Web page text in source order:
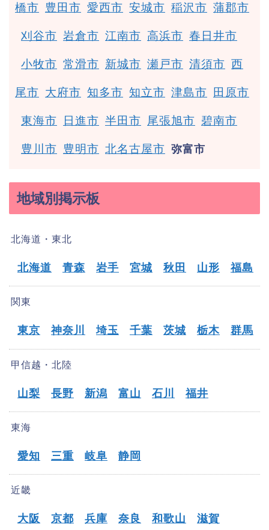
橋市 豊田市 愛西市 安城市 稲沢市 蒲郡市
刈谷市 岩倉市 江南市 高浜市 春日井市
小牧市 常滑市 新城市 瀬戸市 清須市 西
尾市 大府市 知多市 知立市 津島市 田原市
東海市 日進市 半田市 尾張旭市 碧南市
豊川市 豊明市 北名古屋市 弥富市
地域別掲示板
北海道・東北
北海道 青森 岩手 宮城 秋田 山形 福島
関東
東京 神奈川 埼玉 千葉 茨城 栃木 群馬
甲信越・北陸
山梨 長野 新潟 富山 石川 福井
東海
愛知 三重 岐阜 静岡
近畿
大阪 京都 兵庫 奈良 和歌山 滋賀